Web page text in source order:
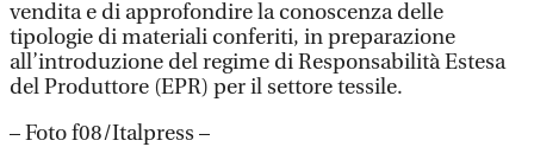
vendita e di approfondire la conoscenza delle
tipologie di materiali conferiti, in preparazione
all’introduzione del regime di Responsabilità Estesa
del Produttore (EPR) per il settore tessile.
– Foto f08/Italpress –